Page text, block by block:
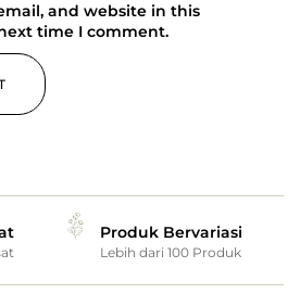
and website in this
time I comment.
Produk Bervariasi
Lebih dari 100 Produk